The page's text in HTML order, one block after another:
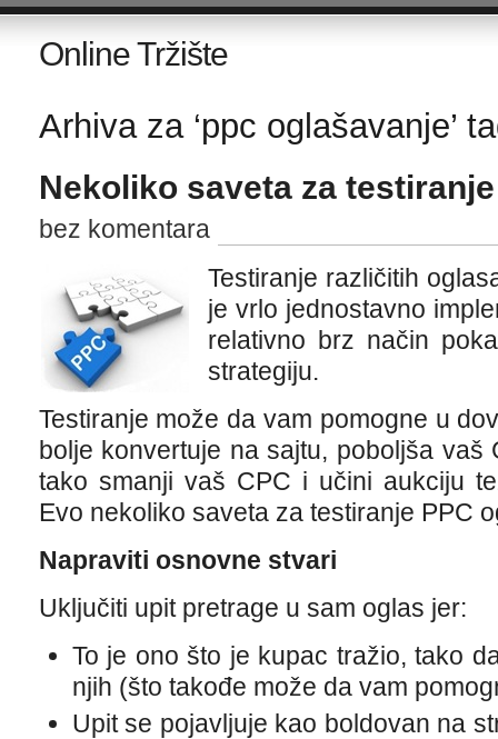
Online Tržište
Arhiva za ‘ppc oglašavanje’
Nekoliko saveta za
bez komentara
Testiranje različitih
je vrlo jednostavno
relativno brz način
strategiju.
Testiranje može da vam pomogne u
bolje konvertuje na sajtu, poboljša vaš
tako smanji vaš CPC i učini aukciju
Evo nekoliko saveta za testiranje PPC
Napraviti osnovne stvari
Uključiti upit pretrage u sam oglas jer:
To je ono što je kupac tražio, tako
njih (što takođe može da vam
Upit se pojavljuje kao boldovan na